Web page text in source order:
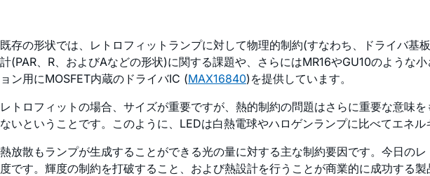
既存の形状では、レトロフィットランプに対して物理的制約(すなわち、ドライバ
計(PAR、R、およびAなどの形状)に関する課題や、さらにはMR16やGU10のような
ョン用にMOSFET内蔵のドライバIC (MAX16840)を提供しています。
レトロフィットの場合、サイズが重要ですが、熱的制約の問題はさらに重要な意味
ないということです。このように、LEDは白熱電球やハロゲンランプに比べてエネ
熱放散もランプが生成することができる光の量に対する主な制約要因です。今日の
度です。輝度の制約を打破すること、および熱設計を行うことが商業的に成功する製